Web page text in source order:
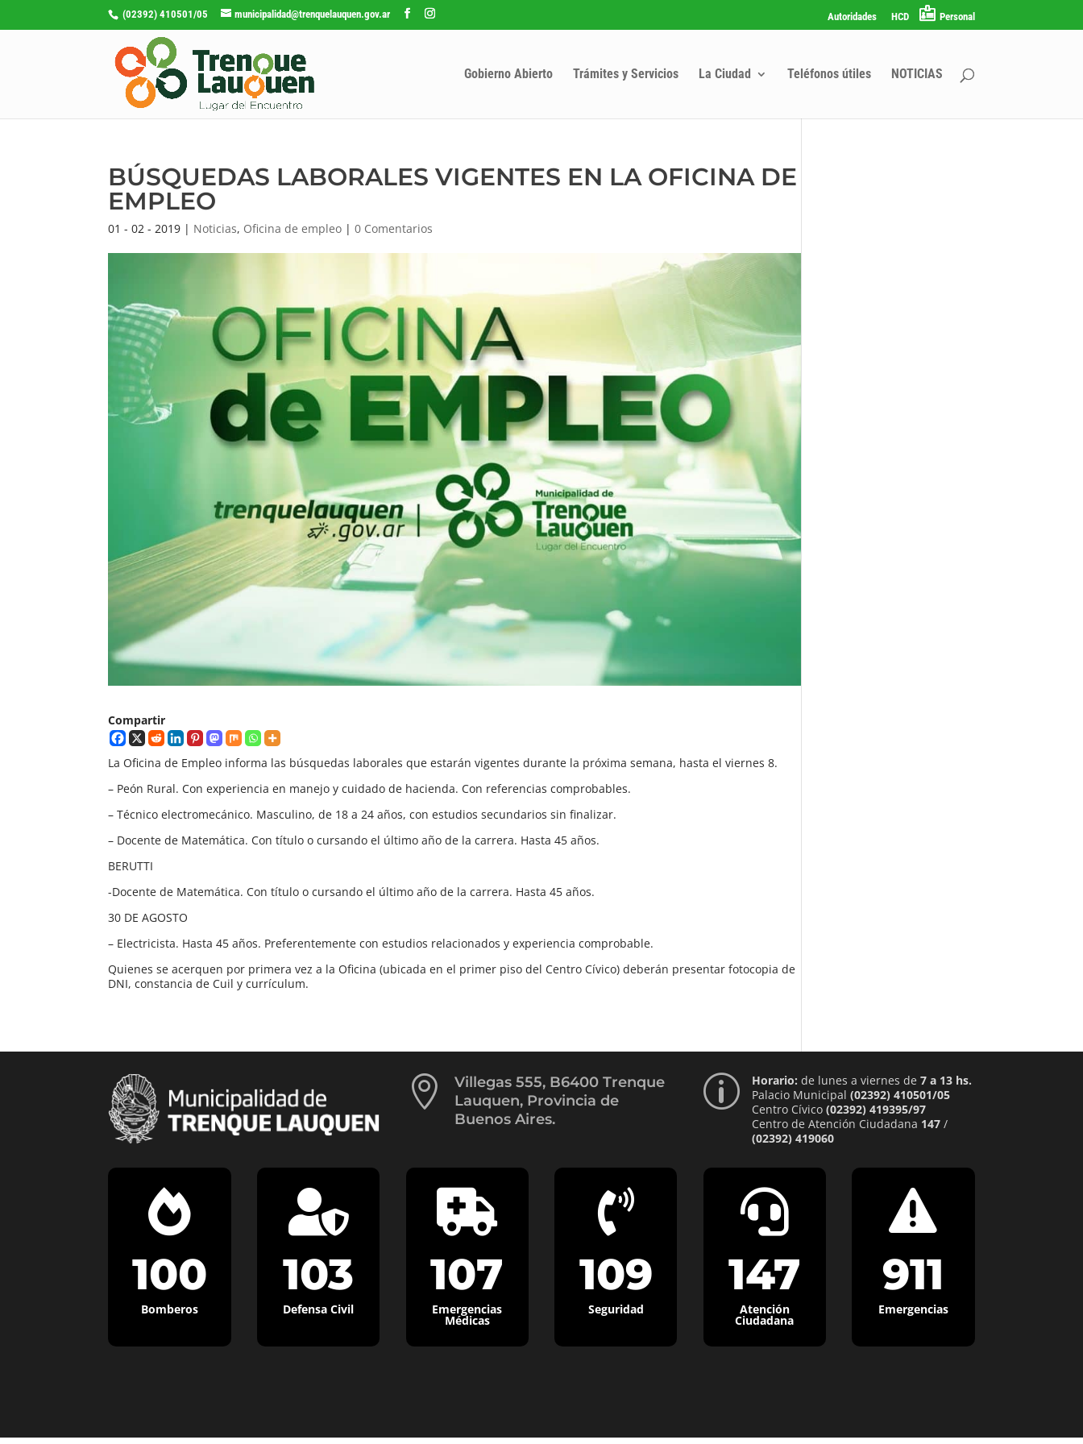
(02392) 410501/05 municipalidad@trenquelauquen.gov.ar Autoridades HCD Personal
Gobierno Abierto Trámites y Servicios La Ciudad Teléfonos útiles NOTICIAS
BÚSQUEDAS LABORALES VIGENTES EN LA OFICINA DE
EMPLEO
01 - 02 - 2019 | Noticias, Oficina de empleo |0 Comentarios
Compartir
La Oficina de Empleo informa las búsquedas laborales que estarán vigentes durante la próxima semana, hasta el viernes 8.
– Peón Rural. Con experiencia en manejo y cuidado de hacienda. Con referencias comprobables.
– Técnico electromecánico. Masculino, de 18 a 24 años, con estudios secundarios sin finalizar.
– Docente de Matemática. Con título o cursando el último año de la carrera. Hasta 45 años.
BERUTTI
-Docente de Matemática. Con título o cursando el último año de la carrera. Hasta 45 años.
30 DE AGOSTO
– Electricista. Hasta 45 años. Preferentemente con estudios relacionados y experiencia comprobable.
Quienes se acerquen por primera vez a la Oficina (ubicada en el primer piso del Centro Cívico) deberán presentar fotocopia de
DNI, constancia de Cuil y currículum.

Villegas 555, B6400 Trenque
Lauquen, Provincia de
Buenos Aires.
p Horario: de lunes a viernes de 7 a 13 hs.
Palacio Municipal (02392) 410501/05
Centro Cívico (02392) 419395/97
Centro de Atención Ciudadana 147/
(02392) 419060

100
Bomberos

103
Defensa Civil

107
Emergencias
Médicas

109
Seguridad

147
Atención
Ciudadana

911
Emergencias